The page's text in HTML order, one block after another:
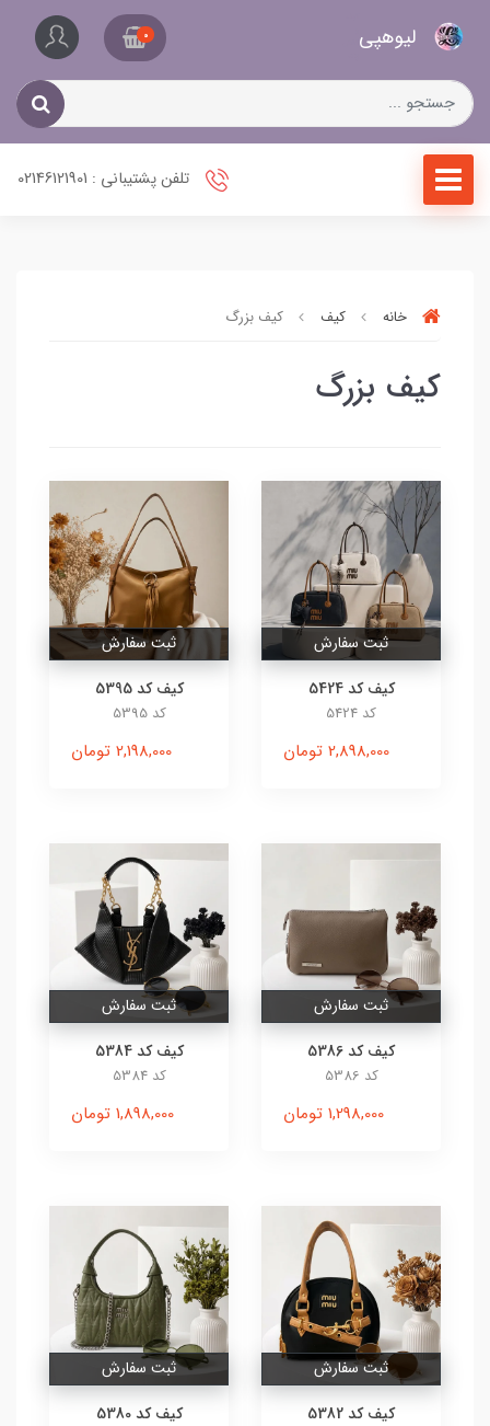
لیو‌هپی 0
تلفن پشتیبانی : 02146121901
خانه کیف کیف بزرگ
کیف بزرگ
ثبت سفارش
کیف کد 5424
کد 5424
2,898,000 تومان
ثبت سفارش
کیف کد 5395
کد 5395
2,198,000 تومان
ثبت سفارش
کیف کد 5386
کد 5386
1,298,000 تومان
ثبت سفارش
کیف کد 5384
کد 5384
1,898,000 تومان
ثبت سفارش
کیف کد 5382
ثبت سفارش
کیف کد 5380